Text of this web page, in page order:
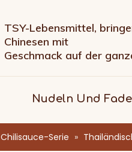
TSY-Lebensmittel,
Chinesen mit
Geschmack auf der
Nudeln Und
Chilisauce-Serie »